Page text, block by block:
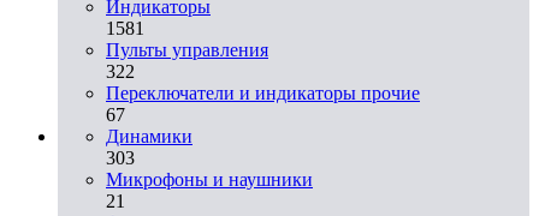
Индикаторы
1581
Пульты управления
322
Переключатели и индикаторы прочие
67
Динамики
303
Микрофоны и наушники
21